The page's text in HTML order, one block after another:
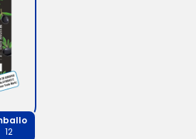
12